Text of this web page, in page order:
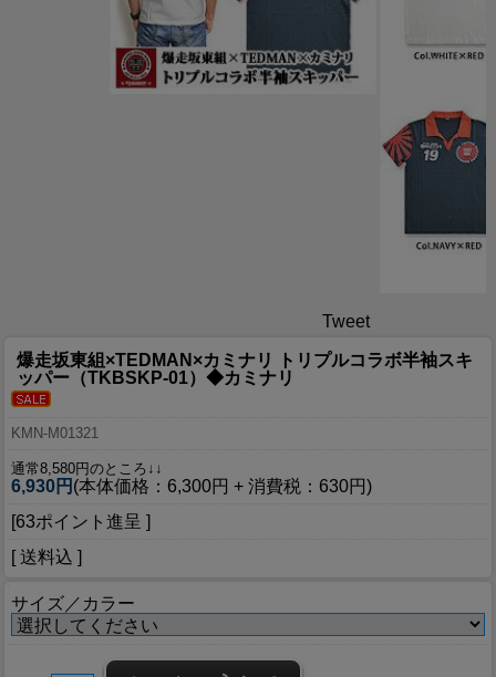
Tweet
爆走坂東組×TEDMAN×カミナリ トリプルコラボ半袖スキ
ッパー（TKBSKP-01）◆カミナリ
KMN-M01321
通常8,580円のところ↓↓
6,930円 (本体価格：6,300円 + 消費税：630円)
[63ポイント進呈 ]
[ 送料込 ]
サイズ／カラー